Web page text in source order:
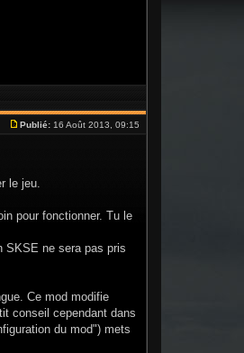
Publié: 16 Août 2013, 09:15
le jeu.
pour fonctionner. Tu le
SKSE ne sera pas pris
Ce mod modifie
conseil cependant dans
du mod") mets